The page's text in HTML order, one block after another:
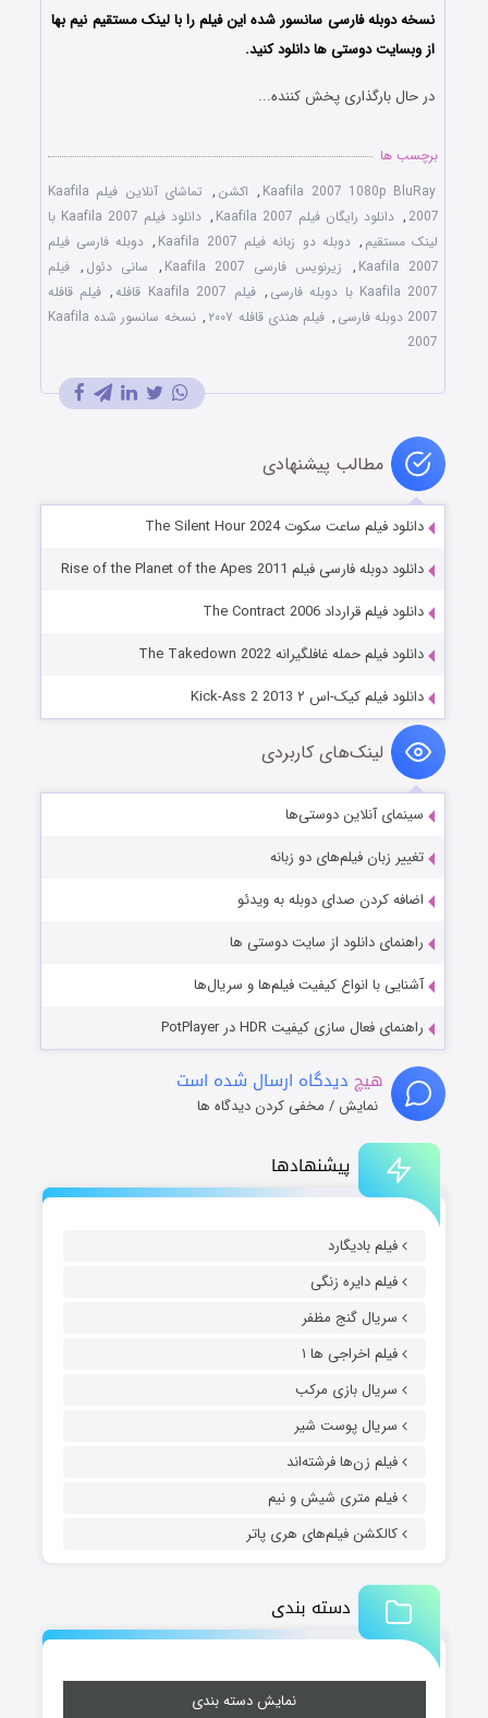
پیشنهادها
فیلم بادیگارد
فیلم دایره زنگی
سریال گنج مظفر
فیلم اخراجی ها ۱
سریال بازی مرکب
سریال پوست شیر
فیلم زن‌ها فرشته‌اند
فیلم متری شیش و نیم
کالکشن فیلم‌های هری پاتر
دسته بندی
نمایش دسته بندی
نسخه دوبله فارسی سانسور شده این فیلم را با لینک مستقیم نیم بها
از وبسایت دوستی ها دانلود کنید.
در حال بارگذاری پخش کننده...
برچسب ها
Kaafila 2007 1080p BluRay
, اکشن ,
تماشای آنلاین فیلم Kaafila
2007
, دانلود رایگان فیلم Kaafila 2007 ,
دانلود فیلم Kaafila 2007 با
لینک مستقیم , دوبله دو زبانه فیلم Kaafila 2007 , دوبله فارسی فیلم
Kaafila 2007
, زیرنویس فارسی Kaafila 2007 , سانی دئول , فیلم
Kaafila 2007 با دوبله فارسی
, فیلم Kaafila 2007 قافله , فیلم قافله
2007 دوبله فارسی
, فیلم هندی قافله ۲۰۰۷ ,
نسخه سانسور شده Kaafila
2007
مطالب پیشنهادی
دانلود فیلم ساعت سکوت The Silent Hour 2024
دانلود دوبله فارسی فیلم Rise of the Planet of the Apes 2011
دانلود فیلم قرارداد The Contract 2006
دانلود فیلم حمله غافلگیرانه The Takedown 2022
دانلود فیلم کیک-اس ۲ Kick-Ass 2 2013
لینک‌های کاربردی
سینمای آنلاین دوستی‌ها
تغییر زبان فیلم‌های دو زبانه
اضافه کردن صدای دوبله به ویدئو
راهنمای دانلود از سایت دوستی ها
آشنایی با انواع کیفیت فیلم‌ها و سریال‌ها
راهنمای فعال سازی کیفیت HDR در PotPlayer
هیچ دیدگاه ارسال شده است
نمایش / مخفی کردن دیدگاه ها